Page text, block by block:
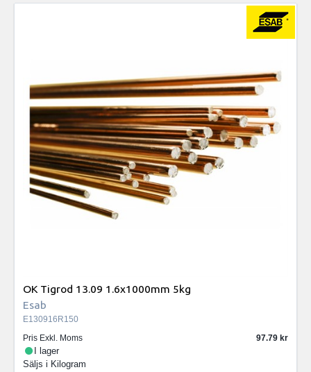
OK Tigrod 13.09 1.6x1000mm 5kg
Esab
E130916R150
Pris Exkl. Moms
97.79
I lager
Säljs i Kilogram